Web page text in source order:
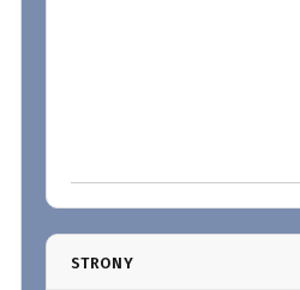
STRONY